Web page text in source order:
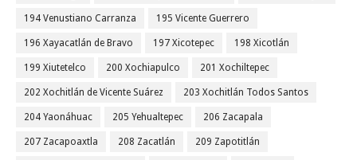
194 Venustiano Carranza 195 Vicente Guerrero
196 Xayacatlán de Bravo 197 Xicotepec 198 Xicotlán
199 Xiutetelco 200 Xochiapulco 201 Xochiltepec
202 Xochitlán de Vicente Suárez 203 Xochitlán Todos Santos
204 Yaonáhuac 205 Yehualtepec 206 Zacapala
207 Zacapoaxtla 208 Zacatlán 209 Zapotitlán